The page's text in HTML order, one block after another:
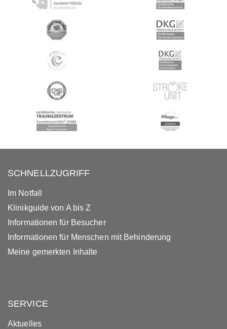
SCHNELLZUGRIFF
Im Notfall
Klinikguide von A bis Z
Informationen für Besucher
Informationen für Menschen mit Behinderung
Meine gemerkten Inhalte
SERVICE
Aktuelles